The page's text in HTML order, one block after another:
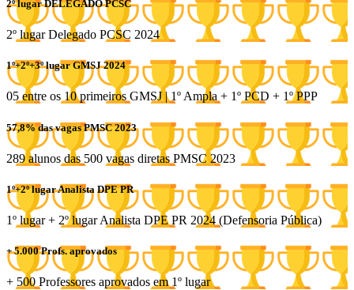
2º lugar DELEGADO PCSC
2º lugar Delegado PCSC 2024
1º+2º+3º lugar GMSJ 2024
05 entre os 10 primeiros GMSJ | 1º Ampla + 1º PCD + 1º PPP
57,8% das vagas PMSC 2023
289 alunos das 500 vagas diretas PMSC 2023
1º+2º lugar Analista DPE PR
1º lugar + 2º lugar Analista DPE PR 2024 (Defensoria Pública)
+ 5.000 Profs. aprovados
+ 500 Professores aprovados em 1º lugar